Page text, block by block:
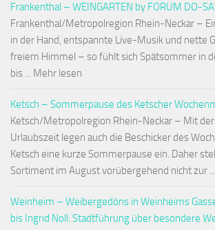
Frankenthal – WEINGARTEN by FORUM DO-
Frankenthal/Metropolregion Rhein-Neckar –
in der Hand, entspannte Live-Musik und nette
freiem Himmel – so fühlt sich Spätsommer in
bis ... Mehr lesen
Ketsch – Sommerpause des Ketscher
Ketsch/Metropolregion Rhein-Neckar – Mit
Urlaubszeit legen auch die Beschicker des
Ketsch eine kurze Sommerpause ein. Daher
Sortiment im August vorübergehend nicht zur
Weinheim – Weibergedöns in Weinheims
bis Ingrid Noll: Stadtführung über besondere